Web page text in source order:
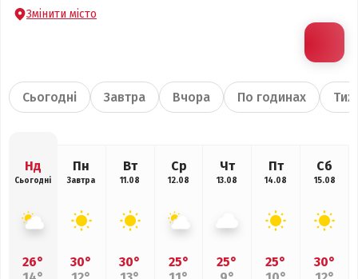
Змінити місто
Сьогодні Завтра Вчора По годинах
Нд
Сьогодні
26°
Пн
Завтра
30°
Вт
11.08
30°
Ср
12.08
25°
Чт
13.08
25°
Пт
14.08
25°
Сб
15.08
30°